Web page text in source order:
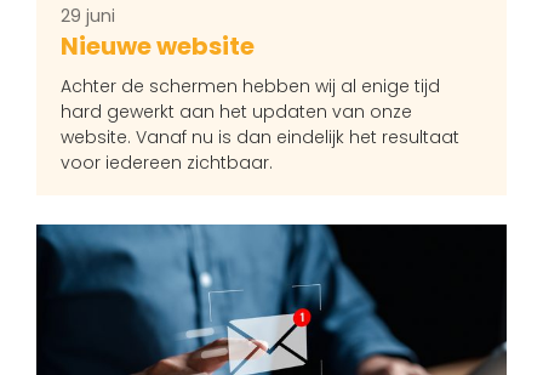
29 juni
Nieuwe website
Achter de schermen hebben wij al enige tijd
hard gewerkt aan het updaten van onze
website. Vanaf nu is dan eindelijk het resultaat
voor iedereen zichtbaar.